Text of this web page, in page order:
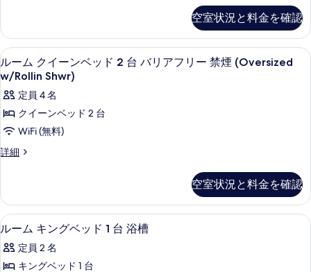
写
真
を
表
示
す
る
写
真
を
表
示
す
る
ド
1
台
バ
リ
ア
フ
リ
浴
槽
(Oversized
w/Access
Tub)
ン
グ
ベ
ッ
台
リ
ア
フ
浴
(Oversized
w/Access
Tub)
の
空室状況と料金を確認
ル
ー
ム
ク
イ
ー
ッ
ド
2
台
アイロン / アイロン台、WiFi (無料)
2
ルーム クイーンベッド 2 台 バリアフリー 禁煙 (Oversized
w/Rollin Shwr)
定員 4 名
クイーンベッド 2 台
WiFi (無料)
詳細
ル
イ
ー
ン
ッ
ド
空室状況と料金を確認
ル
ー
ム
アイロン / アイロン台、WiFi (無料)
2
ルーム キングベッド 1 台 浴槽
定員 2 名
キングベッド 1 台